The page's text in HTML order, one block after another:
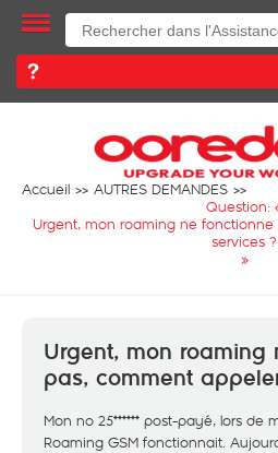
Accueil
AUTRES DEMANDES
Question:
Urgent, mon roaming ne
services ?
»
Urgent, mon roaming
pas, comment
Mon no 25****** post-payé, lors de
Roaming GSM fonctionnait.